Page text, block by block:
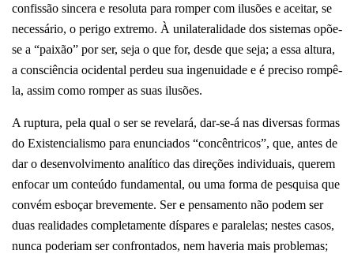
confissão sincera e resoluta para romper com ilusões e aceitar, se
necessário, o perigo extremo. À unilateralidade dos sistemas opõe-
se a “paixão” por ser, seja o que for, desde que seja; a essa altura,
a consciência ocidental perdeu sua ingenuidade e é preciso rompê-
la, assim como romper as suas ilusões.
A ruptura, pela qual o ser se revelará, dar-se-á nas diversas formas
do Existencialismo para enunciados “concêntricos”, que, antes de
dar o desenvolvimento analítico das direções individuais, querem
enfocar um conteúdo fundamental, ou uma forma de pesquisa que
convém esboçar brevemente. Ser e pensamento não podem ser
duas realidades completamente díspares e paralelas; nestes casos,
nunca poderiam ser confrontados, nem haveria mais problemas;